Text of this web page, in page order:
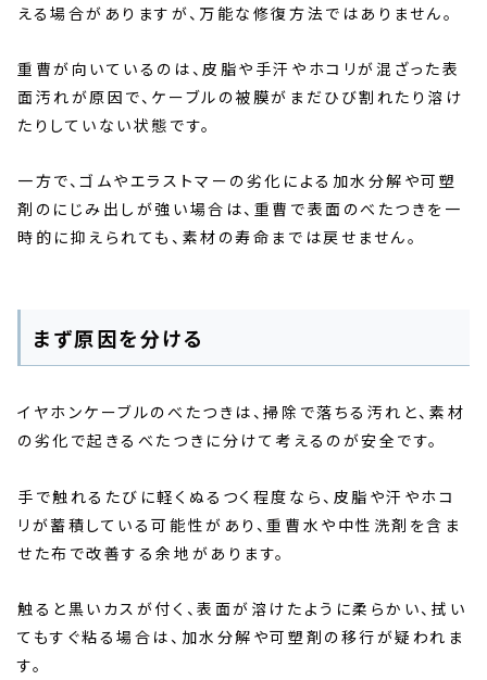
える場合がありますが、万能な修復方法ではありません。
重曹が向いているのは、皮脂や手汗やホコリが混ざった表
面汚れが原因で、ケーブルの被膜がまだひび割れたり溶け
たりしていない状態です。
一方で、ゴムやエラストマーの劣化による加水分解や可塑
剤のにじみ出しが強い場合は、重曹で表面のべたつきを一
時的に抑えられても、素材の寿命までは戻せません。
まず原因を分ける
イヤホンケーブルのべたつきは、掃除で落ちる汚れと、素材
の劣化で起きるべたつきに分けて考えるのが安全です。
手で触れるたびに軽くぬるつく程度なら、皮脂や汗やホコ
リが蓄積している可能性があり、重曹水や中性洗剤を含ま
せた布で改善する余地があります。
触ると黒いカスが付く、表面が溶けたように柔らかい、拭い
てもすぐ粘る場合は、加水分解や可塑剤の移行が疑われま
す。